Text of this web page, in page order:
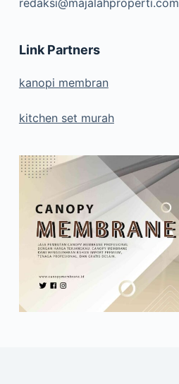
Link Partners
kanopi membran
kitchen set murah